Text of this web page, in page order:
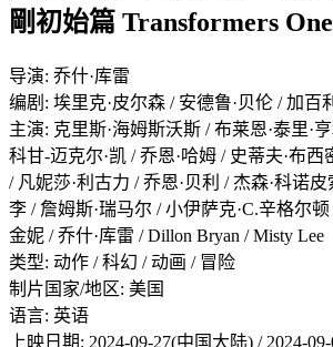
剛初始篇 Transformers
导演: 乔什·库雷
编剧: 埃里克·皮尔森 / 安德鲁·贝伦 / 加百
主演: 克里斯·海姆斯沃斯 / 布莱恩·泰里·
科甘-迈克尔·凯 / 乔恩·哈姆 / 史蒂夫·布西
/ 凡妮莎·利古力 / 乔恩·贝利 / 杰森·科诺皮
李 / 詹姆斯·瑞马尔 / 小伊萨克·C.辛格尔
金妮 / 乔什·库雷 / Dillon Bryan / Misty Lee
类型: 动作 / 科幻 / 动画 / 冒险
制片国家/地区: 美国
语言: 英语
上映日期: 2024-09-27(中国大陆) / 2024-